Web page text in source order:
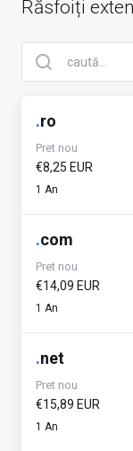
Răsfoiți
.ro
Pret nou
€8,25 EUR
1 An
.com
Pret nou
€14,09 EUR
1 An
.net
Pret nou
€15,89 EUR
1 An